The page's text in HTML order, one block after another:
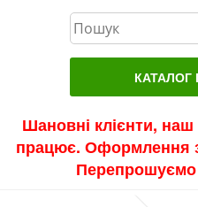
КАТАЛОГ
Актуальні продукти
Акції
Шановні клієнти,
працює. Оформлення
Перепрошуємо